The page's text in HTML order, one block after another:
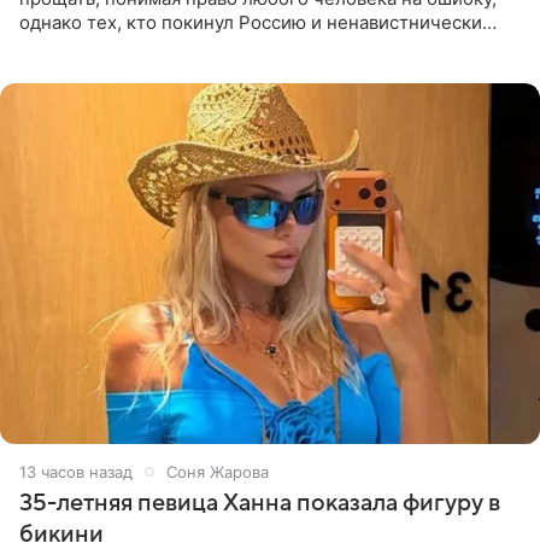
однако тех, кто покинул Россию и ненавистнически
13 часов назад Соня Жарова
35-летняя певица Ханна показала фигуру в
бикини